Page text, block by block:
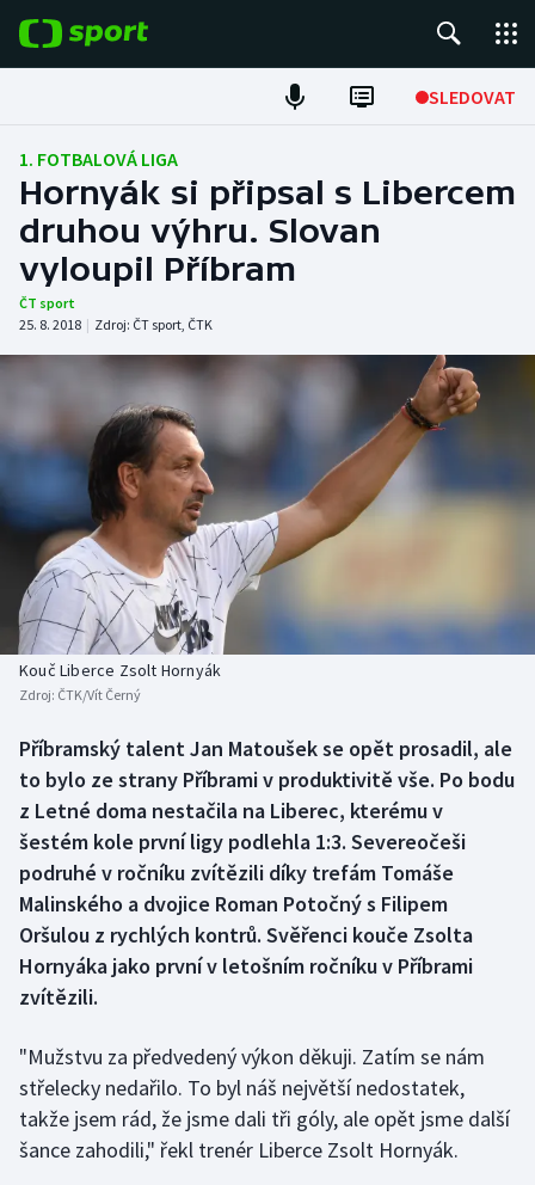
SLEDOVAT
Fotbal
Hokej
Tenis
Atletika
Cyklistika
DALŠÍ SPORTY
Americký fotbal
Baseball a softbal
Basketbal
Biatlon
Box
Curling
Dostihy
Florbal
Futsal
Golf
Gymnastika
NEPŘEHLÉDNĚTE
Soutěže
Historické návraty
Aplikace ČT sport
1. FOTBALOVÁ LIGA
Hornyák si připsal s Libercem
druhou výhru. Slovan
vyloupil Příbram
ČT sport
25. 8. 2018 | Zdroj: ČT sport, ČTK
Kouč Liberce Zsolt Hornyák
Zdroj: ČTK/Vít Černý
Příbramský talent Jan Matoušek se opět prosadil, ale
to bylo ze strany Příbrami v produktivitě vše. Po bodu
z Letné doma nestačila na Liberec, kterému v
šestém kole první ligy podlehla 1:3. Severeočeši
podruhé v ročníku zvítězili díky trefám Tomáše
Malinského a dvojice Roman Potočný s Filipem
Oršulou z rychlých kontrů. Svěřenci kouče Zsolta
Hornyáka jako první v letošním ročníku v Příbrami
zvítězili.
"Mužstvu za předvedený výkon děkuji. Zatím se nám
střelecky nedařilo. To byl náš největší nedostatek,
takže jsem rád, že jsme dali tři góly, ale opět jsme další
šance zahodili," řekl trenér Liberce Zsolt Hornyák.